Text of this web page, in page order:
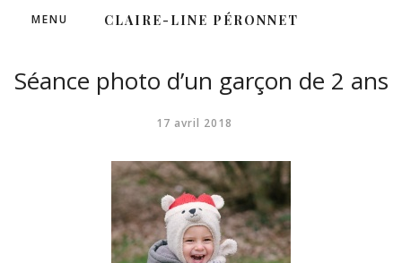
CLAIRE-LINE PÉRONNET
MENU
Séance photo d’un garçon de 2 ans
17 avril 2018